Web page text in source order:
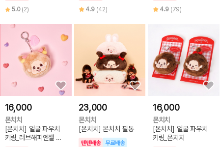
5.0 (2)
4.9 (42)
4.9 (79)
16,000
몬치치
[몬치치] 얼굴 파우치
키링_러브해피엔젤 몬
23,000
몬치치
[몬치치] 몬치치 필통
텐텐배송
무료배송
16,000
몬치치
[몬치치] 얼굴 파우치
키링_몬치치